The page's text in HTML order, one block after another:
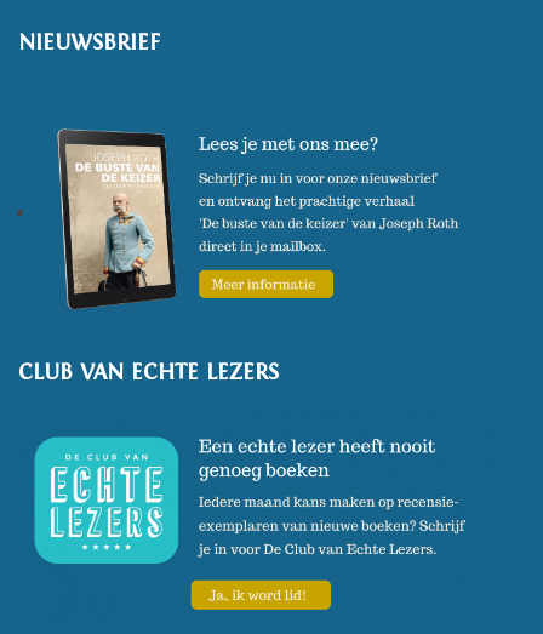
NIEUWSBRIEF
CLUB VAN ECHTE LEZERS